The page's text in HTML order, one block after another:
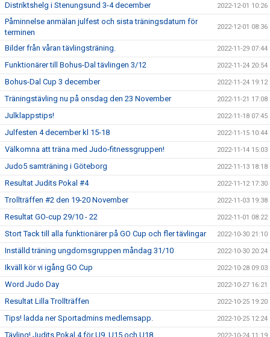
Distriktshelg i Stenungsund 3-4 december 2022-12-01 10:26
Påminnelse anmälan julfest och sista träningsdatum för
terminen
2022-12-01 08:36
Bilder från våran tävlingsträning. 2022-11-29 07:44
Funktionärer till Bohus-Dal tävlingen 3/12 2022-11-24 20:54
Bohus-Dal Cup 3 december 2022-11-24 19:12
Träningstävling nu på onsdag den 23 November 2022-11-21 17:08
Julklappstips! 2022-11-18 07:45
Julfesten 4 december kl 15-18 2022-11-15 10:44
Välkomna att träna med Judo-fitnessgruppen! 2022-11-14 15:03
Judo5 samträning i Göteborg 2022-11-13 18:18
Resultat Judits Pokal #4 2022-11-12 17:30
Trollträffen #2 den 19-20 November 2022-11-03 19:38
Resultat GO-cup 29/10 - 22 2022-11-01 08:22
Stort Tack till alla funktionärer på GO Cup och fler tävlingar 2022-10-30 21:10
Inställd träning ungdomsgruppen måndag 31/10 2022-10-30 20:24
Ikväll kör vi igång GO Cup 2022-10-28 09:03
Word Judo Day 2022-10-27 16:21
Resultat Lilla Trollträffen 2022-10-25 19:20
Tips! ladda ner Sportadmins medlemsapp. 2022-10-25 12:24
Tävling! Judits Pokal 4 för U9, U15 och U18